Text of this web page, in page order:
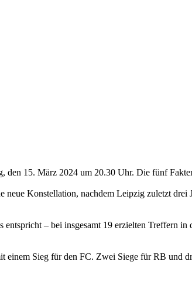
den 15. März 2024 um 20.30 Uhr. Die fünf
Konstellation, nachdem Leipzig zuletzt drei
– bei insgesamt 19 erzielten Treffern in
Sieg für den FC. Zwei Siege für RB und